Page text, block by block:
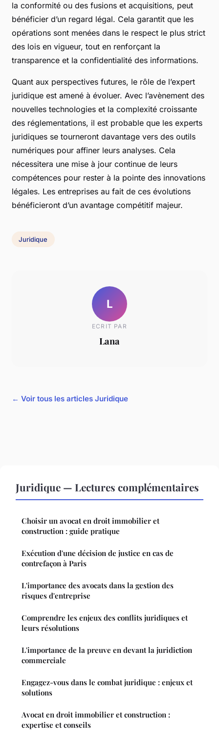
la conformité ou des fusions et acquisitions, peut
bénéficier d’un regard légal. Cela garantit que les
opérations sont menées dans le respect le plus strict
des lois en vigueur, tout en renforçant la
transparence et la confidentialité des informations.
Quant aux perspectives futures, le rôle de l’expert
juridique est amené à évoluer. Avec l’avènement des
nouvelles technologies et la complexité croissante
des réglementations, il est probable que les experts
juridiques se tourneront davantage vers des outils
numériques pour affiner leurs analyses. Cela
nécessitera une mise à jour continue de leurs
compétences pour rester à la pointe des innovations
légales. Les entreprises au fait de ces évolutions
bénéficieront d’un avantage compétitif majeur.
Juridique
L
ECRIT PAR
Lana
← Voir tous les articles Juridique
Juridique — Lectures complémentaires
Choisir un avocat en droit immobilier et
construction : guide pratique
Exécution d'une décision de justice en cas de
contrefaçon à Paris
L'importance des avocats dans la gestion des
risques d'entreprise
Comprendre les enjeux des conflits juridiques et
leurs résolutions
L'importance de la preuve en devant la juridiction
commerciale
Engagez-vous dans le combat juridique : enjeux et
solutions
Avocat en droit immobilier et construction :
expertise et conseils